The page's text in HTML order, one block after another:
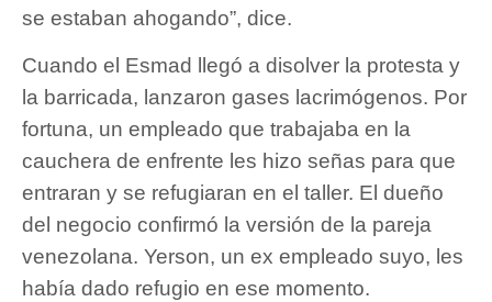
se estaban ahogando”, dice.
Cuando el Esmad llegó a disolver la protesta y
la barricada, lanzaron gases lacrimógenos. Por
fortuna, un empleado que trabajaba en la
cauchera de enfrente les hizo señas para que
entraran y se refugiaran en el taller. El dueño
del negocio confirmó la versión de la pareja
venezolana. Yerson, un ex empleado suyo, les
había dado refugio en ese momento.